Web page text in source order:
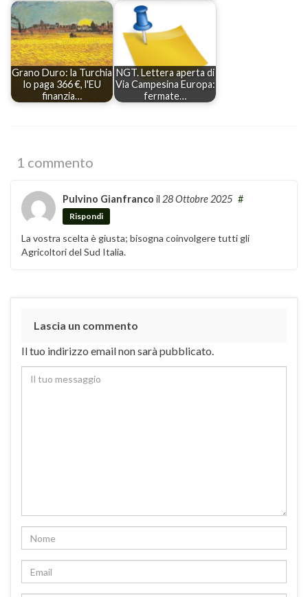
Grano Duro: la Turchia
lo paga 366 €, l'EU
finanzia…
NGT. Lettera aperta di
Via Campesina Europa:
fermate…
1 commento
Pulvino Gianfranco il 28 Ottobre 2025 #
Rispondi
La vostra scelta è giusta; bisogna coinvolgere tutti gli
Agricoltori del Sud Italia.
Lascia un commento
Il tuo indirizzo email non sarà pubblicato.